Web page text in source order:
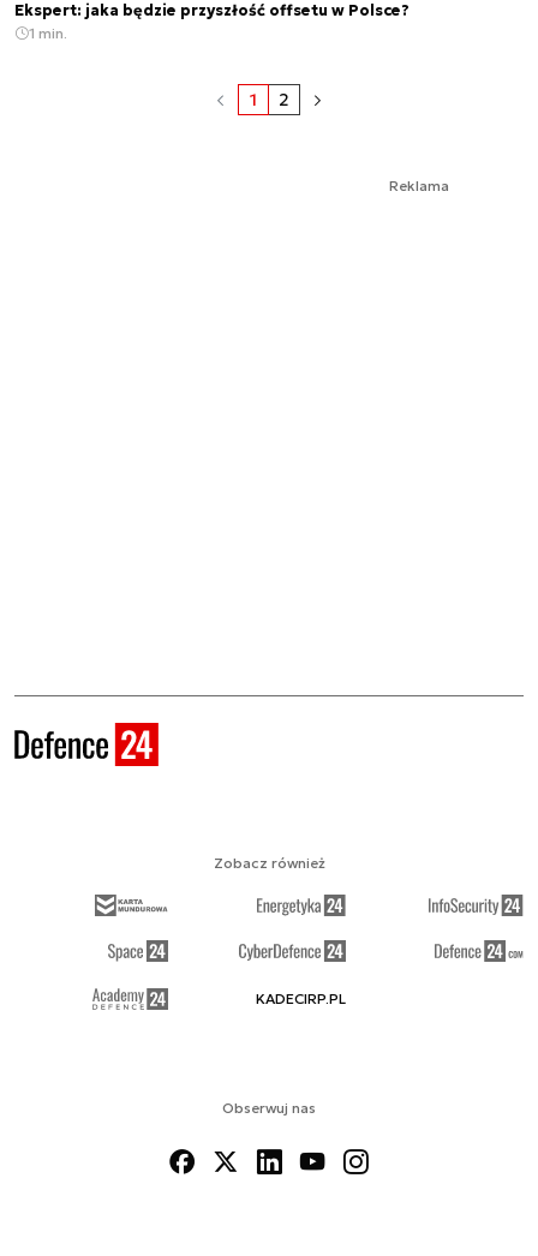
Ekspert: jaka będzie przyszłość offsetu w Polsce?
1 min.
1 2
Reklama
Obserwuj nas
Zobacz również
KADECIRP.PL